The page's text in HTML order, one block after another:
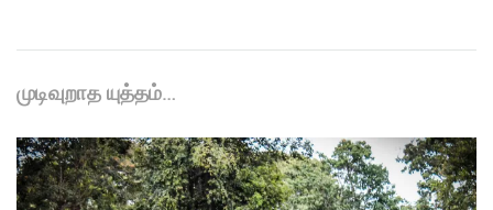
முடிவுறாத யுத்தம்…